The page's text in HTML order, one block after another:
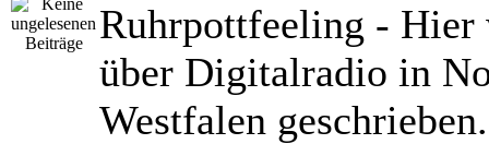
Ruhrpottfeeling - Hier
über Digitalradio in
Westfalen geschrieben.